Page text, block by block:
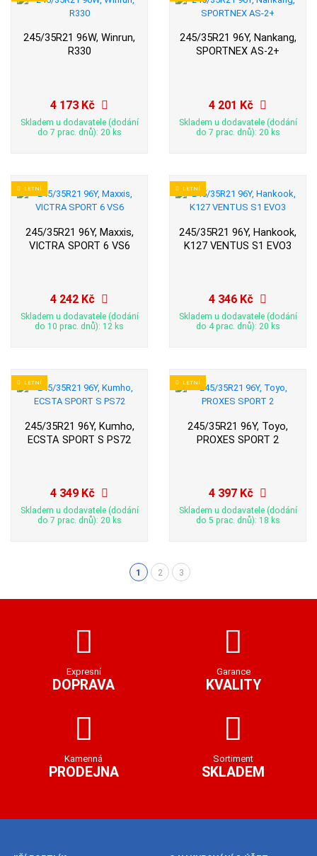
245/35R21 96W, Winrun,
R330
4 173 Kč
Skladem u dodavatele (dodání
do 7 prac. dnů): 20 ks
245/35R21 96Y, Nankang,
SPORTNEX AS-2+
4 201 Kč
Skladem u dodavatele (dodání
do 7 prac. dnů): 20 ks
LETNÍ
245/35R21 96Y, Maxxis,
VICTRA SPORT 6 VS6
4 242 Kč
Skladem u dodavatele (dodání
do 10 prac. dnů): 12 ks
LETNÍ
245/35R21 96Y, Hankook,
K127 VENTUS S1 EVO3
4 346 Kč
Skladem u dodavatele (dodání
do 4 prac. dnů): 20 ks
LETNÍ
245/35R21 96Y, Kumho,
ECSTA SPORT S PS72
4 349 Kč
Skladem u dodavatele (dodání
do 7 prac. dnů): 20 ks
LETNÍ
245/35R21 96Y, Toyo,
PROXES SPORT 2
4 397 Kč
Skladem u dodavatele (dodání
do 5 prac. dnů): 18 ks
1(aktuální)
2 3
Expresní
DOPRAVA
Garance
KVALITY
Kamenná
PRODEJNA
Sortiment
SKLADEM